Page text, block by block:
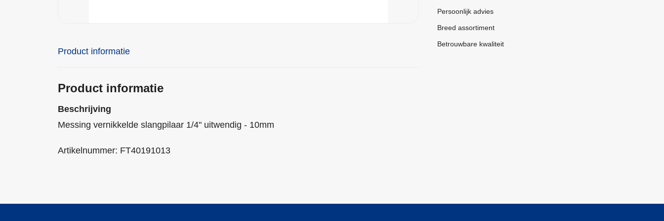
Persoonlijk advies
Breed assortiment
Betrouwbare kwaliteit
Product informatie
Product informatie
Beschrijving
Messing vernikkelde slangpilaar 1/4" uitwendig - 10mm
Artikelnummer: FT40191013